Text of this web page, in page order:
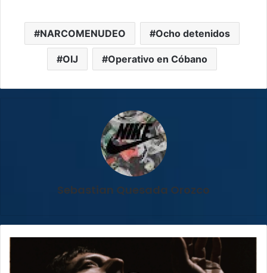
NARCOMENUDEO Ocho detenidos
OIJ Operativo en Cóbano
Sebastian Quesada Orozco
español
impulsa